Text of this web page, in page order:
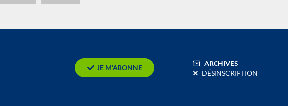
JE M’ABONNE
ARCHIVES
DÉSINSCRIPTION